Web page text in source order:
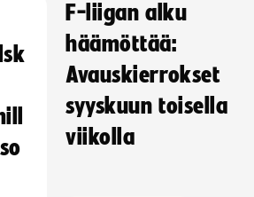
F-liigan alku
häämöttää:
Avauskierrokset
syyskuun toisella
viikolla